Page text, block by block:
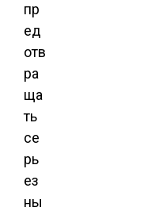
пр
ед
отв
ра
ща
ть
се
рь
ез
ны